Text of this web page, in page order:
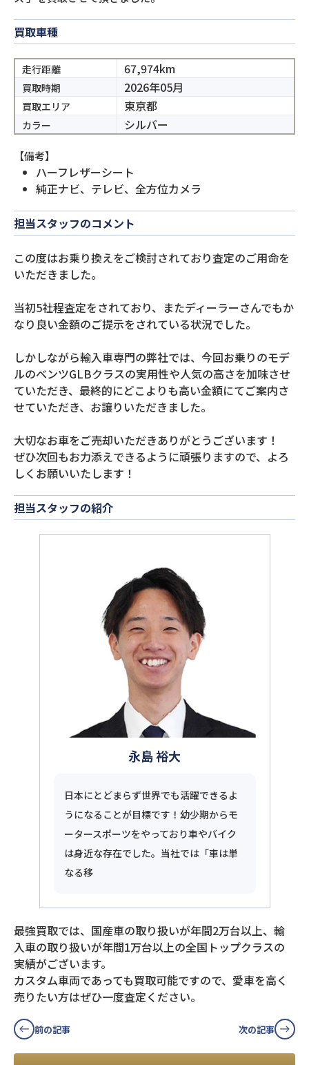
閉じる
買取車種
走行距離 67,974km
買取時期 2026年05月
買取エリア 東京都
カラー シルバー
【備考】
ハーフレザーシート
純正ナビ、テレビ、全方位カメラ
担当スタッフのコメント
この度はお乗り換えをご検討されており査定のご用命を
いただきました。
当初5社程査定をされており、またディーラーさんでもか
なり良い金額のご提示をされている状況でした。
しかしながら輸入車専門の弊社では、今回お乗りのモデ
ルのベンツGLBクラスの実用性や人気の高さを加味させ
ていただき、最終的にどこよりも高い金額にてご案内さ
せていただき、お譲りいただきました。
大切なお車をご売却いただきありがとうございます！
ぜひ次回もお力添えできるように頑張りますので、よろ
しくお願いいたします！
担当スタッフの紹介
永島 裕大
日本にとどまらず世界でも活躍できるよ
うになることが目標です！幼少期からモ
ータースポーツをやっており車やバイク
は身近な存在でした。当社では「車は単
なる移
最強買取では、国産車の取り扱いが年間2万台以上、輸
入車の取り扱いが年間1万台以上の全国トップクラスの
実績がございます。
カスタム車両であっても買取可能ですので、愛車を高く
売りたい方はぜひ一度査定ください。
前の記事 次の記事